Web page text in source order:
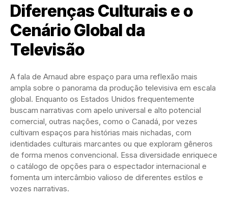
Diferenças Culturais e o
Cenário Global da
Televisão
A fala de Arnaud abre espaço para uma reflexão mais
ampla sobre o panorama da produção televisiva em escala
global. Enquanto os Estados Unidos frequentemente
buscam narrativas com apelo universal e alto potencial
comercial, outras nações, como o Canadá, por vezes
cultivam espaços para histórias mais nichadas, com
identidades culturais marcantes ou que exploram gêneros
de forma menos convencional. Essa diversidade enriquece
o catálogo de opções para o espectador internacional e
fomenta um intercâmbio valioso de diferentes estilos e
vozes narrativas.